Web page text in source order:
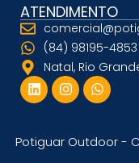
ATENDIMENTO
(84) 98195-4853
Natal, Rio
Potiguar Outdoor -